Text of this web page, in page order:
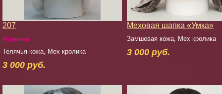
207
Новинка
Телячья кожа, Мех кролика
3 000 руб.
Меховая шапка «Умка»
Замшевая кожа, Мех кролика
3 000 руб.